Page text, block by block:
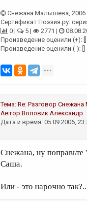
Снежана Малышева, 2006
Сертификат Поэзия.ру:
0 |
5 | 2771 |
Произведение оценили (+): []
Произведение оценили (-): []
Тема: Re: Разговор
Автор Воловик Александр
Дата и время: 05.09.2006,
Снежана, ну
Саша.
Или - это нарочно